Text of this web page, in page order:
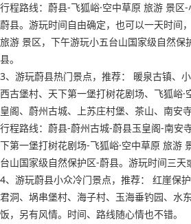
行程路线：蔚县-飞狐峪·空中草原 旅游 景区
蔚县。游玩时间自由确定，也可以一天时间
旅游 景区，下午游玩小五台山国家级自然保
县。
3、游玩蔚县热门景点，推荐： 暖泉古镇、
西古堡村、天下第一堡打树花剧场、飞狐峪
皇阁、蔚州古城、上苏庄村堡、茶山、南安寺
行程路线：蔚县-蔚州古城-蔚县玉皇阁-南安
下第一堡打树花剧场-飞狐峪·空中草原 旅游
台山国家级自然保护区-蔚县。游玩时间三天
4、游玩蔚县小众冷门景点，推荐： 红崖保
君洞、埚串堡村、海子村、玉海垂钓园、水
饭，另有风情。时间、路线随心情也不错。